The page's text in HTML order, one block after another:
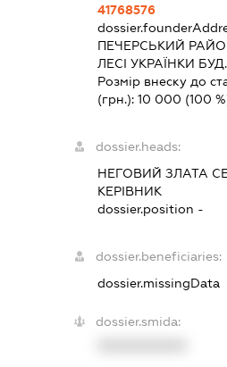
41768576
ПЕЧЕРСЬКИЙ
ЛЕСІ УКРАЇНКИ
Розмір внеску до
(грн.): 10 000 (100
dossier.heads:
НЕГОВИЙ ЗЛАТА
КЕРІВНИК
dossier.position -
dossier.beneficiaries:
dossier.missingData
dossier.smida: